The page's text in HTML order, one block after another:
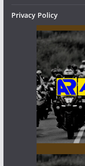
Privacy Policy